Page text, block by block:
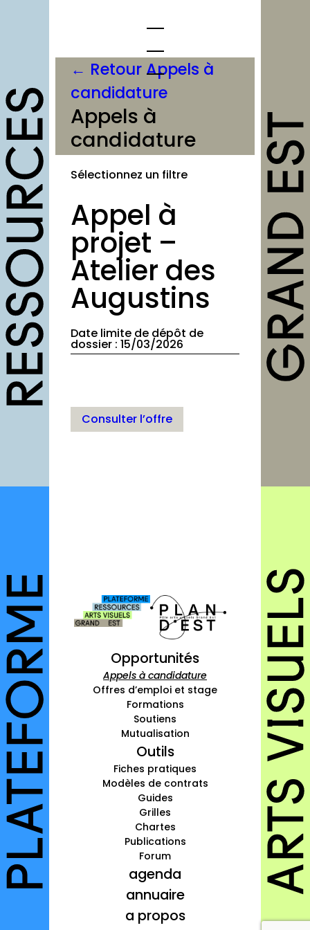
opportunités
Appels à candidature
Offres d’emploi et
stage
Formations
Soutiens
Mutualisation
outils
Fiches pratiques
Modèles
Grilles
Chartes
autres annuaires
à propos
contact
Connexion
Inscription
← Retour Appels à
candidature
Appels à
candidature
Sélectionnez un filtre
Appel à
projet –
Atelier des
Augustins
Date limite de dépôt de
dossier : 15/03/2026
Consulter l’offre
Opportunités
Appels à candidature
Offres d’emploi et stage
Formations
Soutiens
Mutualisation
Outils
Fiches pratiques
Modèles de contrats
Guides
Grilles
Chartes
Publications
Forum
agenda
annuaire
a propos